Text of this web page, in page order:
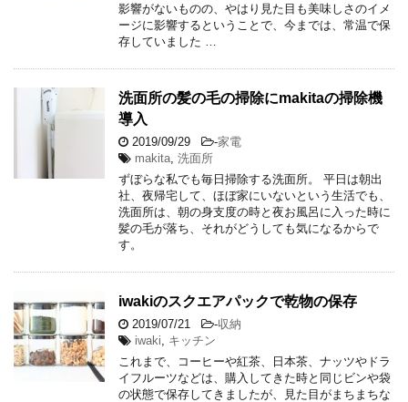
影響がないものの、やはり見た目も美味しさのイメ
ージに影響するということで、今までは、常温で保
存していました …
洗面所の髪の毛の掃除にmakitaの掃除機
導入
2019/09/29 -家電
makita 洗面所
ずぼらな私でも毎日掃除する洗面所。 平日は朝出
社、夜帰宅して、ほぼ家にいないという生活でも、
洗面所は、朝の身支度の時と夜お風呂に入った時に
髪の毛が落ち、それがどうしても気になるからで
す。
iwakiのスクエアパックで乾物の保存
2019/07/21 -収納
iwaki
キッチン
これまで、コーヒーや紅茶、日本茶、ナッツやドラ
イフルーツなどは、購入してきた時と同じビンや袋
の状態で保存してきましたが、見た目がまちまちな